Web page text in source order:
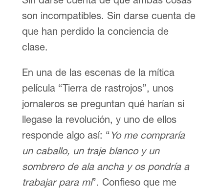
son incompatibles. Sin darse cuenta de
que han perdido la conciencia de
clase.
En una de las escenas de la mítica
película “Tierra de rastrojos”, unos
jornaleros se preguntan qué harían si
llegase la revolución, y uno de ellos
responde algo así: “ Yo me compraría
un caballo, un traje blanco y un
sombrero de ala ancha y os pondría a
trabajar para mí”. Confieso que me